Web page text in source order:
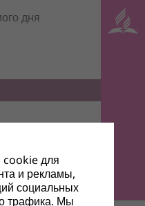
для скачивания
для
и рекламы,
социальных
трафика. Мы